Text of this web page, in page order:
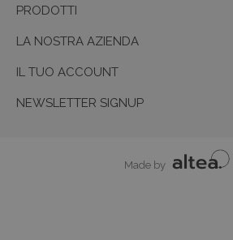
PRODOTTI
LA NOSTRA AZIENDA
IL TUO ACCOUNT
NEWSLETTER SIGNUP
Made by